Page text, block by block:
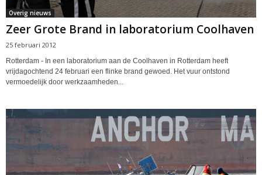
Overig nieuws
Zeer Grote Brand in laboratorium Coolhaven
25 februari 2012
Rotterdam - In een laboratorium aan de Coolhaven in Rotterdam heeft
vrijdagochtend 24 februari een flinke brand gewoed. Het vuur ontstond
vermoedelijk door werkzaamheden...